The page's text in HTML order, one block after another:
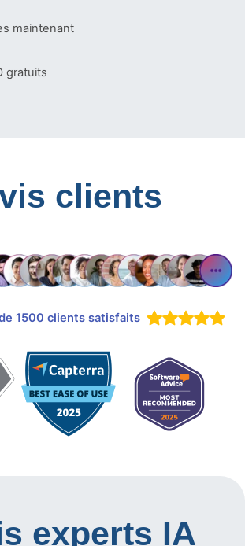
maintenant
gratuits
clients
1500 clients satisfaits
experts IA